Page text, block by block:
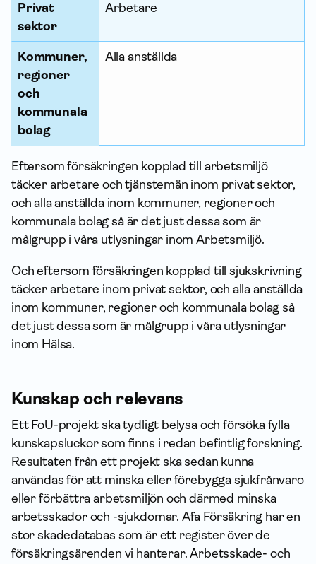
K
o
m
m
u
r
,
r
e
g
i
n
e
r
o
c
k
o
m
m
u
n
a
l
a
b
Privat
sektor
Arbetare
Kommuner,
regioner
och
kommunala
bolag
Alla anställda
Eftersom försäkringen kopplad till arbetsmiljö
täcker arbetare och tjänstemän inom privat sektor,
och alla anställda inom kommuner, regioner och
kommunala bolag så är det just dessa som är
målgrupp i våra utlysningar inom Arbetsmiljö.
Och eftersom försäkringen kopplad till sjukskrivning
täcker arbetare inom privat sektor, och alla anställda
inom kommuner, regioner och kommunala bolag så
det just dessa som är målgrupp i våra utlysningar
inom Hälsa.
Kunskap och relevans
Ett FoU-projekt ska tydligt belysa och försöka fylla
kunskapsluckor som finns i redan befintlig forskning.
Resultaten från ett projekt ska sedan kunna
användas för att minska eller förebygga sjukfrånvaro
eller förbättra arbetsmiljön och därmed minska
arbets­skador och -sjukdomar. Afa För­säkring har en
stor skadedatabas som är ett register över de
försäk­rings­ärenden vi hanterar. Arbetsskade- och